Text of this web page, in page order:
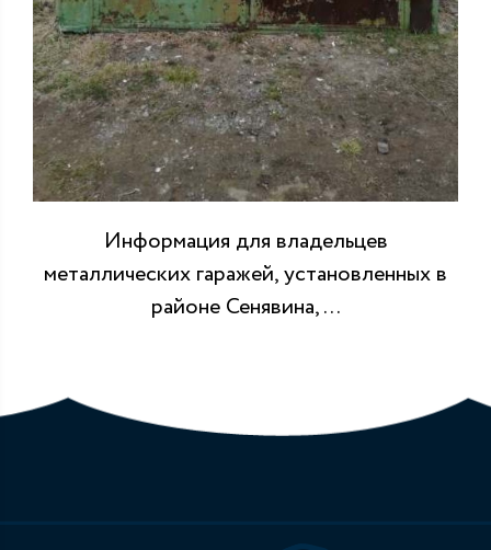
Информация для владельцев
металлических гаражей, установленных в
районе Сенявина, ...